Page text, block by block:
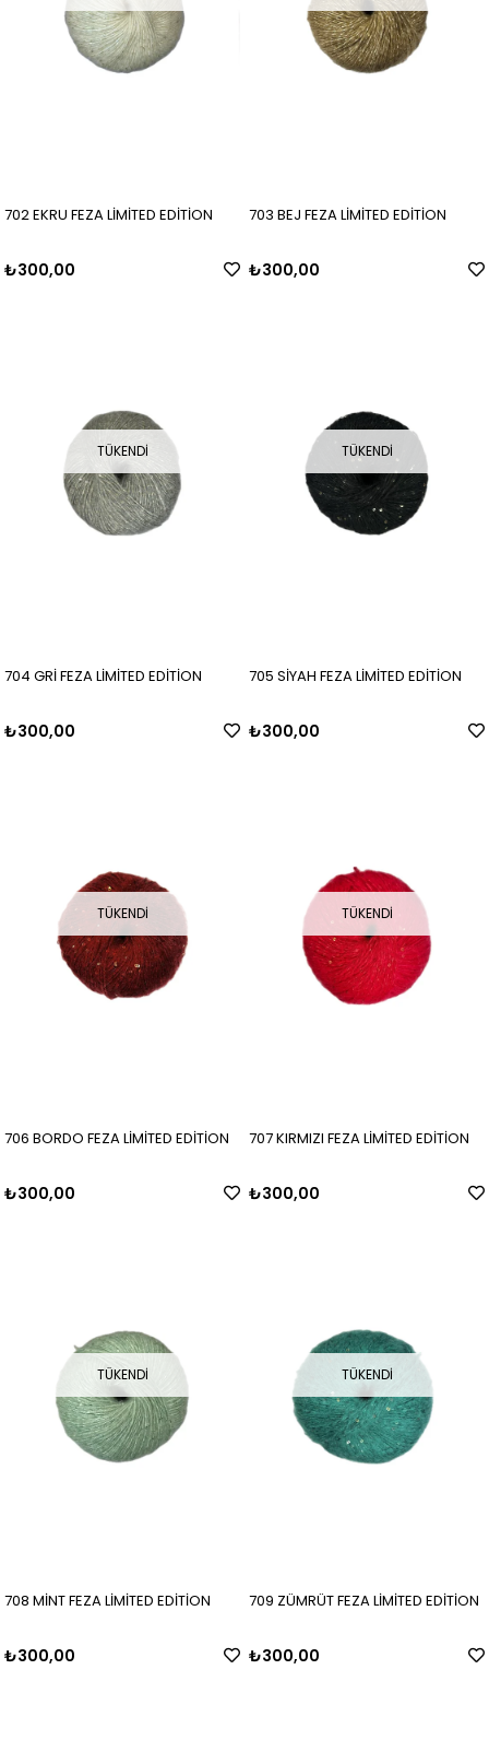
702 EKRU FEZA LİMİTED EDİTİON
₺300,00
703 BEJ FEZA LİMİTED EDİTİON
₺300,00
TÜKENDI
704 GRİ FEZA LİMİTED EDİTİON
₺300,00
TÜKENDI
705 SİYAH FEZA LİMİTED EDİTİON
₺300,00
TÜKENDI
706 BORDO FEZA LİMİTED EDİTİON
₺300,00
TÜKENDI
707 KIRMIZI FEZA LİMİTED EDİTİON
₺300,00
TÜKENDI
708 MİNT FEZA LİMİTED EDİTİON
₺300,00
TÜKENDI
709 ZÜMRÜT FEZA LİMİTED EDİTİON
₺300,00